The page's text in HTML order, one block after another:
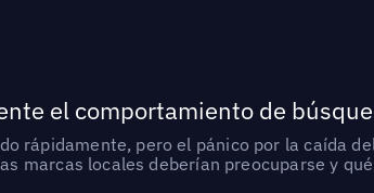
el comportamiento de
rápidamente, pero el pánico por la caída
marcas locales deberían preocuparse y